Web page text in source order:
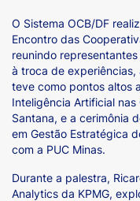
O Sistema OCB/DF
Encontro das
reunindo
à troca de
teve como pontos altos
Inteligência Artificial
Santana, e a cerimônia
em Gestão Estratégica
com a PUC Minas.
Durante a palestra,
Analytics da KPMG,